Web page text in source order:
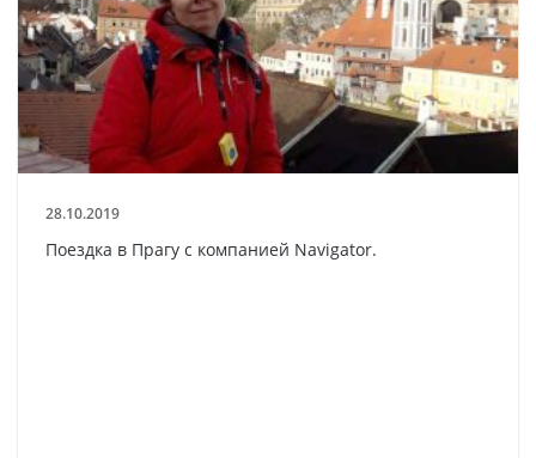
28.10.2019
Поездка в Прагу с компанией Navigator.